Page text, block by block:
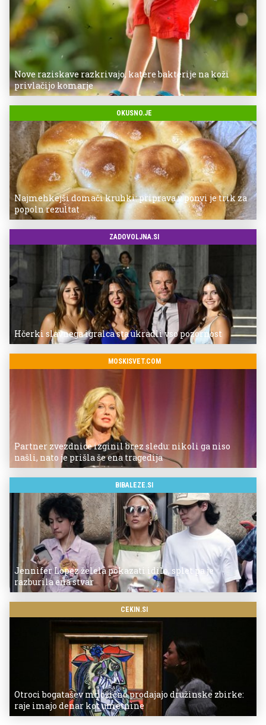
Nove raziskave razkrivajo, katere bakterije na koži
privlačijo komarje
OKUSNO.JE
Najmehkejši domači kruhki: priprava v ponvi je trik za
popoln rezultat
ZADOVOLJNA.SI
Hčerki slavnega igralca sta ukradli vso pozornost
MOSKISVET.COM
Partner zvezdnice izginil brez sledu: nikoli ga niso
našli, nato je prišla še ena tragedija
BIBALEZE.SI
Jennifer Lopez želela pokazati idilo, splet pa je
razburila ena stvar
CEKIN.SI
Otroci bogatašev množično prodajajo družinske zbirke:
raje imajo denar kot umetnine